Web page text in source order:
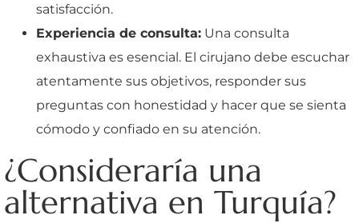
satisfacción.
Experiencia de consulta: Una consulta
exhaustiva es esencial. El cirujano debe escuchar
atentamente sus objetivos, responder sus
preguntas con honestidad y hacer que se sienta
cómodo y confiado en su atención.
¿Consideraría una
alternativa en Turquía?